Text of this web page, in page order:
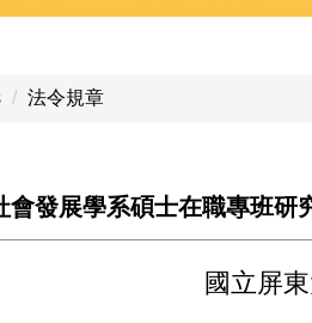
法令規章
會發展學系碩士在職專班研
國立屏